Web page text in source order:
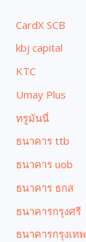
CardX SCB
kbj capital
KTC
Umay Plus
ทรูมันนี่
ธนาคาร ttb
ธนาคาร uob
ธนาคาร ธกส
ธนาคารกรุงศรี
ธนาคารกรุงเทพ